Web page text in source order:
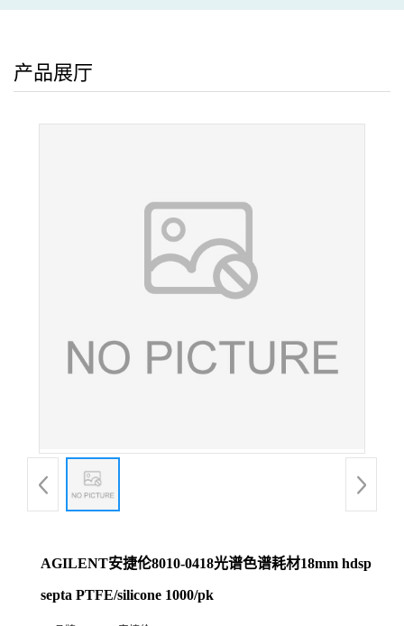
产品展厅
AGILENT安捷伦8010-0418光谱色谱耗材18mm hdsp
septa PTFE/silicone 1000/pk